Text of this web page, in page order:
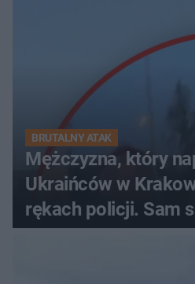
BRUTALNY ATAK
Mężczyzna, który
Ukraińców w
rękach policji. Sam